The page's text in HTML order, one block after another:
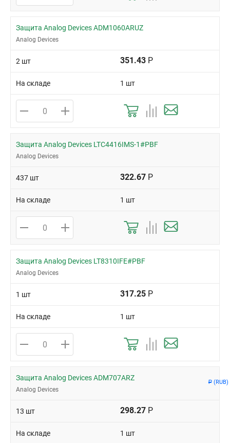
Р (RUB)
Защита Analog Devices ADM1060ARUZ
Analog Devices
2 шт 351.43 Р
На складе 1 шт
Защита Analog Devices LTC4416IMS-1#PBF
Analog Devices
437 шт 322.67 Р
На складе 1 шт
Защита Analog Devices LT8310IFE#PBF
Analog Devices
1 шт 317.25 Р
На складе 1 шт
Защита Analog Devices ADM707ARZ
Analog Devices
13 шт 298.27 Р
На складе 1 шт